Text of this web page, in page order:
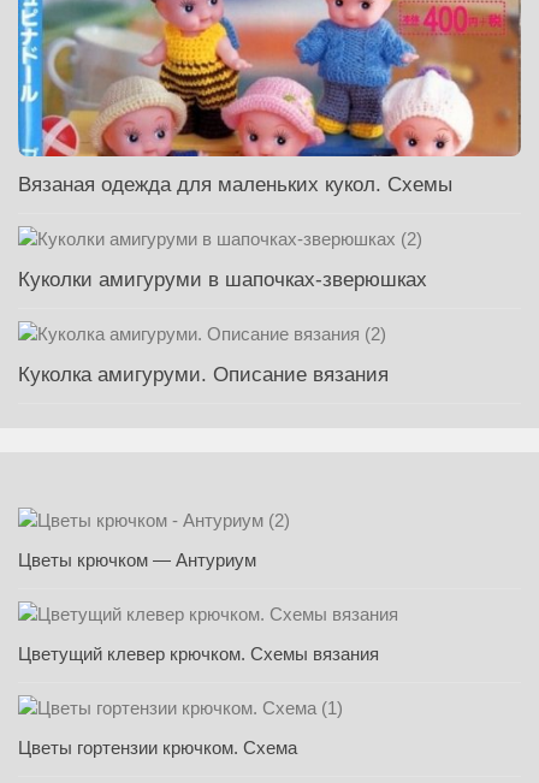
Вязаная одежда для маленьких кукол. Схемы
Куколки амигуруми в шапочках-зверюшках
Куколка амигуруми. Описание вязания
Цветы крючком — Антуриум
Цветущий клевер крючком. Схемы вязания
Цветы гортензии крючком. Схема